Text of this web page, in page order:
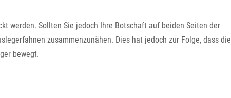
werden. Sollten Sie jedoch Ihre Botschaft auf beiden Seiten der
zusammenzunähen. Dies hat jedoch zur Folge, dass die
bewegt.